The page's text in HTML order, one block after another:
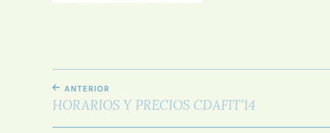
NAVEGACIÓN
DE
ENTRADAS
ANTERIOR
HORARIOS Y PRECIOS CDAFIT’14